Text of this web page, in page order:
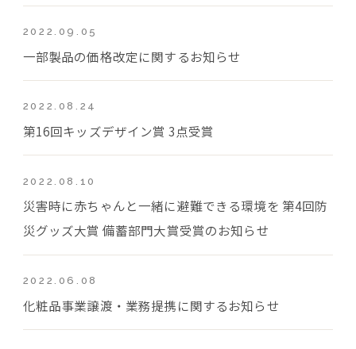
2022.09.05
一部製品の価格改定に関するお知らせ
2022.08.24
第16回キッズデザイン賞 3点受賞
2022.08.10
災害時に赤ちゃんと一緒に避難できる環境を 第4回防
災グッズ大賞 備蓄部門大賞受賞のお知らせ
2022.06.08
化粧品事業譲渡・業務提携に関するお知らせ